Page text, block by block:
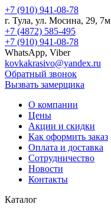
+7 (910) 941-08-78
г. Тула, ул. Мосина, 29, 7м
+7 (4872) 585-495
+7 (910) 941-08-78
WhatsApp, Viber
kovkakrasivo@yandex.ru
Обратный звонок
Вызвать замерщика
О компании
Цены
Акции и скидки
Как оформить заказ
Оплата и доставка
Сотрудничество
Новости
Контакты
Каталог